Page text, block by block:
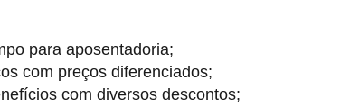
para aposentadoria;
com preços diferenciados;
com diversos descontos;